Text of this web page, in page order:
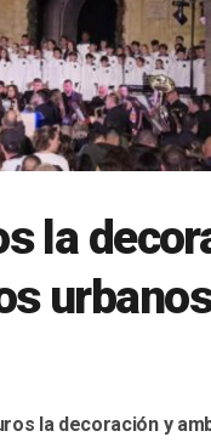
la
la decoración y